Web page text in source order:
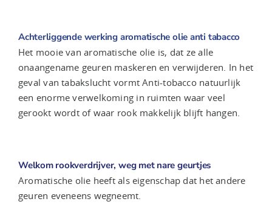
Achterliggende werking aromatische olie anti tabacco
Het mooie van aromatische olie is, dat ze alle
onaangename geuren maskeren en verwijderen. In het
geval van tabakslucht vormt Anti-tobacco natuurlijk
een enorme verwelkoming in ruimten waar veel
gerookt wordt of waar rook makkelijk blijft hangen.
Welkom rookverdrijver, weg met nare geurtjes
Aromatische olie heeft als eigenschap dat het andere
geuren eveneens wegneemt.